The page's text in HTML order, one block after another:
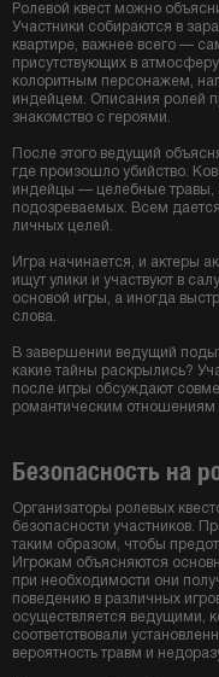
Ролевой квест можно
Участники собираются в
квартире, важнее всего —
присутствующих в
колоритным персонажем,
индейцем. Описания ролей
знакомство с героями.
После этого ведущий
где произошло убийство.
индейцы — целебные
подозреваемых. Всем
личных целей.
Игра начинается, и актеры
ищут улики и участвуют в
основой игры, а иногда
слова.
В завершении ведущий
какие тайны раскрылись?
после игры обсуждают
романтическим отношениям
Безопасность на
Организаторы ролевых
безопасности участников.
таким образом, чтобы
Игрокам объясняются
при необходимости они
поведению в различных
осуществляется ведущими,
соответствовали
вероятность травм и